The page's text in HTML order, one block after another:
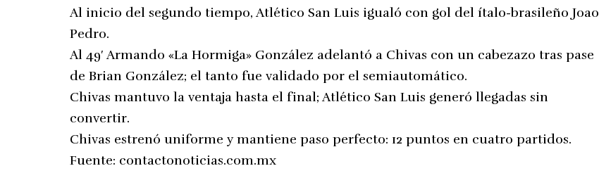
Al inicio del segundo tiempo, Atlético San Luis igualó con gol del ítalo-brasileño Joao
Pedro.
Al 49′ Armando «La Hormiga» González adelantó a Chivas con un cabezazo tras pase
de Brian González; el tanto fue validado por el semiautomático.
Chivas mantuvo la ventaja hasta el final; Atlético San Luis generó llegadas sin
convertir.
Chivas estrenó uniforme y mantiene paso perfecto: 12 puntos en cuatro partidos.
Fuente: contactonoticias.com.mx